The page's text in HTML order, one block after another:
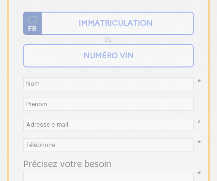
OU
*
*
*
Précisez votre besoin
*